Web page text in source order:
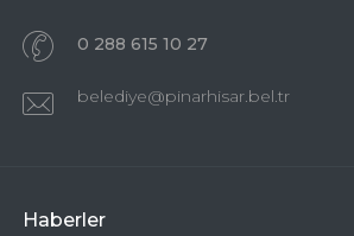
0 288 615 10 27
belediye@pinarhisar.bel.tr
Haberler